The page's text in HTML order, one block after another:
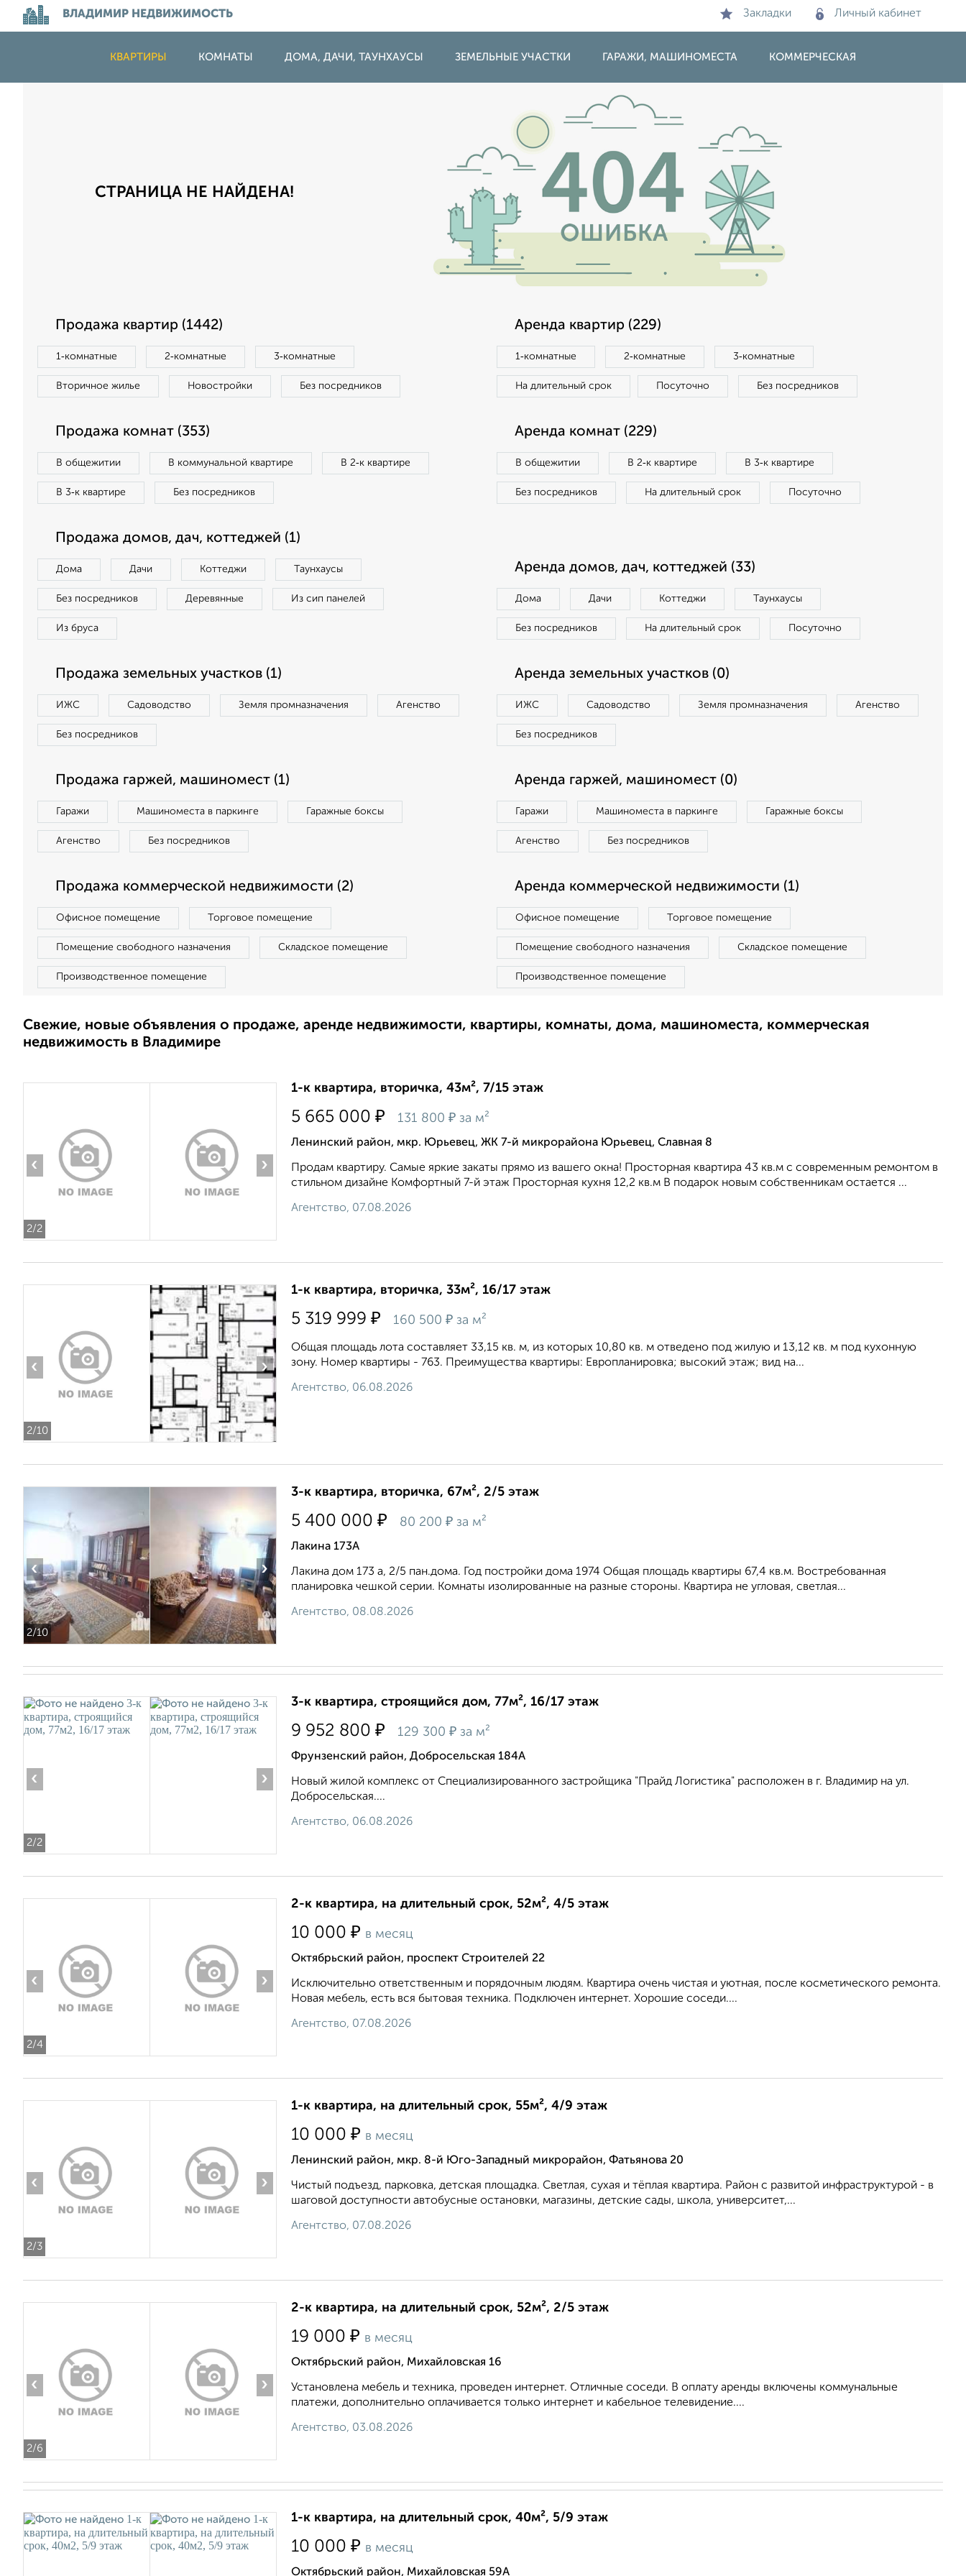
ВЛАДИМИР НЕДВИЖИМОСТЬ Закладки Личный кабинет
КВАРТИРЫ КОМНАТЫ ДОМА, ДАЧИ, ТАУНХАУСЫ ЗЕМЕЛЬНЫЕ УЧАСТКИ ГАРАЖИ, МАШИНОМЕСТА КОММЕРЧЕСКАЯ
СТРАНИЦА НЕ НАЙДЕНА!
Продажа квартир (1442)
1‑комнатные 2‑комнатные 3‑комнатные
Вторичное жилье Новостройки Без посредников
Аренда квартир (229)
1‑комнатные 2‑комнатные 3‑комнатные
На длительный срок Посуточно Без посредников
Продажа комнат (353)
В общежитии В коммунальной квартире В 2‑к квартире
В 3‑к квартире Без посредников
Аренда комнат (229)
В общежитии В 2‑к квартире В 3‑к квартире
Без посредников На длительный срок Посуточно
Продажа домов, дач, коттеджей (1)
Дома Дачи Коттеджи Таунхаусы
Без посредников Деревянные Из сип панелей
Из бруса
Аренда домов, дач, коттеджей (33)
Дома Дачи Коттеджи Таунхаусы
Без посредников На длительный срок Посуточно
Продажа земельных участков (1)
ИЖС Садоводство Земля промназначения Агенство
Без посредников
Аренда земельных участков (0)
ИЖС Садоводство Земля промназначения Агенство
Без посредников
Продажа гаржей, машиномест (1)
Гаражи Машиноместа в паркинге Гаражные боксы
Агенство Без посредников
Аренда гаржей, машиномест (0)
Гаражи Машиноместа в паркинге Гаражные боксы
Агенство Без посредников
Продажа коммерческой недвижимости (2)
Офисное помещение Торговое помещение
Помещение свободного назначения Складское помещение
Производственное помещение
Аренда коммерческой недвижимости (1)
Офисное помещение Торговое помещение
Помещение свободного назначения Складское помещение
Производственное помещение
Свежие, новые объявления о продаже, аренде недвижимости, квартиры, комнаты, дома, машиноместа, коммерческая
недвижимость в Владимире
2/2
‹ ›
1-к квартира, вторичка, 43м², 7/15 этаж
5 665 000 ₽ 131 800 ₽ за м²
Ленинский район, мкр. Юрьевец, ЖК 7-й микрорайона Юрьевец, Славная 8
Продам квартиру. Самые яркие закаты прямо из вашего окна! Просторная квартира 43 кв.м с современным ремонтом в
стильном дизайне Комфортный 7-й этаж Просторная кухня 12,2 кв.м В подарок новым собственникам остается ...
Агентство, 07.08.2026
2/10
‹ ›
1-к квартира, вторичка, 33м², 16/17 этаж
5 319 999 ₽ 160 500 ₽ за м²
Общая площадь лота составляет 33,15 кв. м, из которых 10,80 кв. м отведено под жилую и 13,12 кв. м под кухонную
зону. Номер квартиры - 763. Преимущества квартиры: Европланировка; высокий этаж; вид на...
Агентство, 06.08.2026
2/10
‹ ›
3-к квартира, вторичка, 67м², 2/5 этаж
5 400 000 ₽ 80 200 ₽ за м²
Лакина 173А
Лакина дом 173 а, 2/5 пан.дома. Год постройки дома 1974 Общая площадь квартиры 67,4 кв.м. Востребованная
планировка чешкой серии. Комнаты изолированные на разные стороны. Квартира не угловая, светлая...
Агентство, 08.08.2026
2/2
‹ ›
3-к квартира, строящийся дом, 77м², 16/17 этаж
9 952 800 ₽ 129 300 ₽ за м²
Фрунзенский район, Добросельская 184А
Новый жилой комплекс от Специализированного застройщика "Прайд Логистика" расположен в г. Владимир на ул.
Добросельская....
Агентство, 06.08.2026
2/4
‹ ›
2-к квартира, на длительный срок, 52м², 4/5 этаж
10 000 ₽ в месяц
Октябрьский район, проспект Строителей 22
Исключительно ответственным и порядочным людям. Квартира очень чистая и уютная, после косметического ремонта.
Новая мебель, есть вся бытовая техника. Подключен интернет. Хорошие соседи....
Агентство, 07.08.2026
2/3
‹ ›
1-к квартира, на длительный срок, 55м², 4/9 этаж
10 000 ₽ в месяц
Ленинский район, мкр. 8-й Юго-Западный микрорайон, Фатьянова 20
Чистый подъезд, парковка, детская площадка. Светлая, сухая и тёплая квартира. Район с развитой инфраструктурой - в
шаговой доступности автобусные остановки, магазины, детские сады, школа, университет,...
Агентство, 07.08.2026
2/6
‹ ›
2-к квартира, на длительный срок, 52м², 2/5 этаж
19 000 ₽ в месяц
Октябрьский район, Михайловская 16
Установлена мебель и техника, проведен интернет. Отличные соседи. В оплату аренды включены коммунальные
платежи, дополнительно оплачивается только интернет и кабельное телевидение....
Агентство, 03.08.2026
1-к квартира, на длительный срок, 40м², 5/9 этаж
10 000 ₽ в месяц
Октябрьский район, Михайловская 59А